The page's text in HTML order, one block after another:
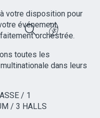
votre disposition pour
événement,
orchestrée.
toutes les
dans leurs
/ 1
/ 3 HALLS